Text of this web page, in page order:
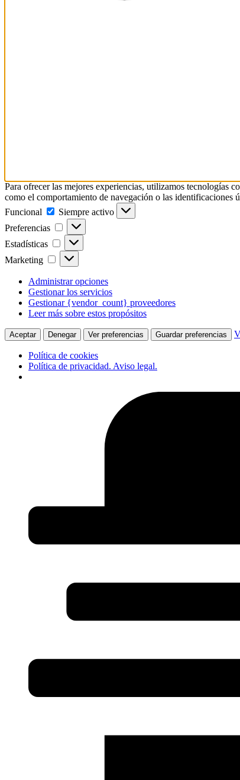
Para ofrecer las mejores experiencias, utilizamos tecnologías
como el comportamiento de navegación o las identificaciones
Funcional
Funcional
Siempre activo
Preferencias
Preferencias
Estadísticas Estadísticas
Marketing Marketing
Administrar opciones
Gestionar los servicios
Gestionar {vendor_count} proveedores
Leer más sobre estos propósitos
Aceptar Denegar Ver preferencias Guardar preferencias
Política de cookies
Política de privacidad. Aviso legal.